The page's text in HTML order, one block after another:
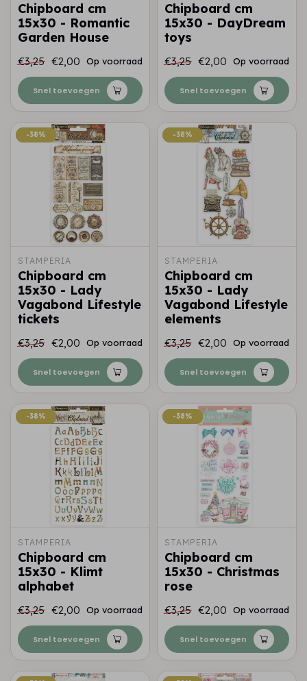
Chipboard cm
15x30 - Romantic
Garden House
€3,25 €2,00 Op voorraad
Snel toevoegen
Chipboard cm
15x30 - DayDream
toys
€3,25 €2,00 Op voorraad
Snel toevoegen
-38%
-38%
STAMPERIA
Chipboard cm
15x30 - Lady
Vagabond Lifestyle
tickets
€3,25 €2,00 Op voorraad
Snel toevoegen
-38%
-38%
STAMPERIA
Chipboard cm
15x30 - Lady
Vagabond Lifestyle
elements
€3,25 €2,00 Op voorraad
Snel toevoegen
-38%
-38%
STAMPERIA
Chipboard cm
15x30 - Klimt
alphabet
€3,25 €2,00 Op voorraad
Snel toevoegen
-38%
-38%
STAMPERIA
Chipboard cm
15x30 - Christmas
rose
€3,25 €2,00 Op voorraad
Snel toevoegen